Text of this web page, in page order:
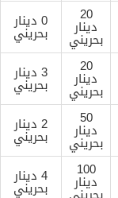
20
دينار
بحريني
0 دينار
بحريني
20
دينار
بحريني
3 دينار
بحريني
50
دينار
بحريني
2 دينار
بحريني
100
دينار 4 دينار
بحريني